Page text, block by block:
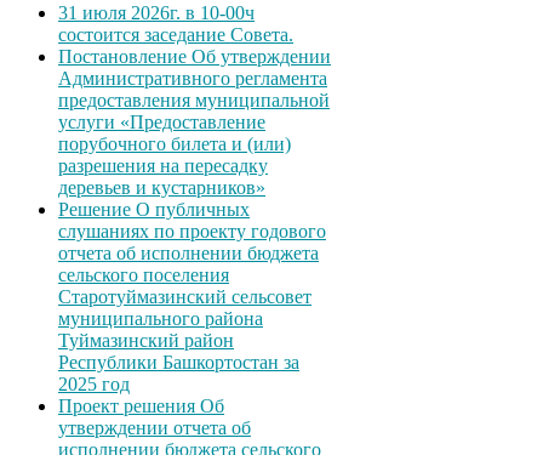
31 июля 2026г. в 10-00ч
состоится заседание Совета.
Постановление Об утверждении
Административного регламента
предоставления муниципальной
услуги «Предоставление
порубочного билета и (или)
разрешения на пересадку
деревьев и кустарников»
Решение О публичных
слушаниях по проекту годового
отчета об исполнении бюджета
сельского поселения
Старотуймазинский сельсовет
муниципального района
Туймазинский район
Республики Башкортостан за
2025 год
Проект решения Об
утверждении отчета об
исполнении бюджета сельского